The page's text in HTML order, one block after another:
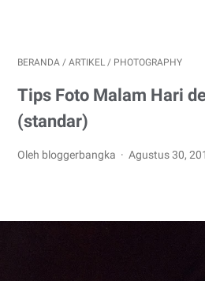
BERANDA / ARTIKEL / PHOTOGRAPHY
Tips Foto Malam Hari
(standar)
Oleh bloggerbangka Agustus 30,